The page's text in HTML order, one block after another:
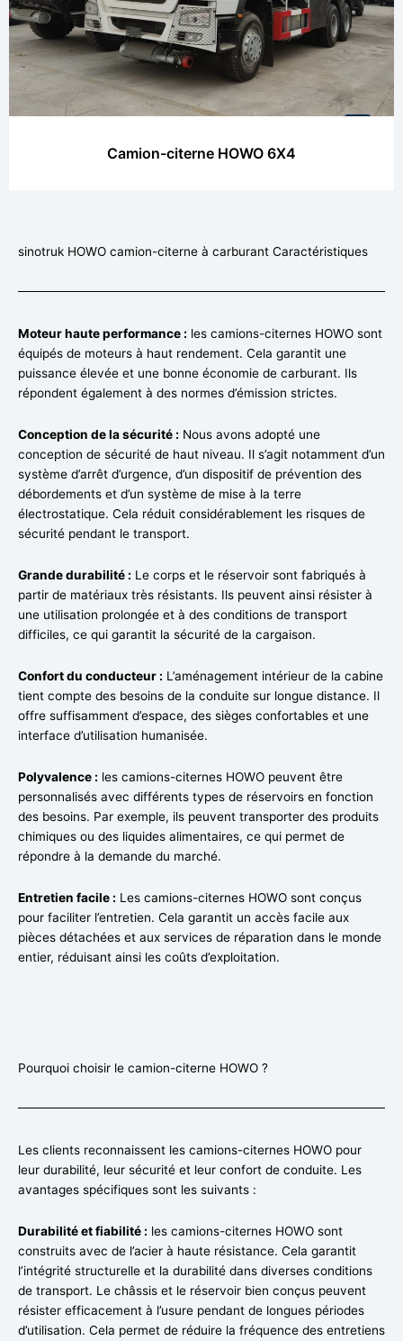
Camion-citerne HOWO 6X4
sinotruk HOWO camion-citerne à carburant Caractéristiques
Moteur haute performance : les camions-citernes HOWO sont
équipés de moteurs à haut rendement. Cela garantit une
puissance élevée et une bonne économie de carburant. Ils
répondent également à des normes d’émission strictes.
Conception de la sécurité : Nous avons adopté une
conception de sécurité de haut niveau. Il s’agit notamment d’un
système d’arrêt d’urgence, d’un dispositif de prévention des
débordements et d’un système de mise à la terre
électrostatique. Cela réduit considérablement les risques de
sécurité pendant le transport.
Grande durabilité : Le corps et le réservoir sont fabriqués à
partir de matériaux très résistants. Ils peuvent ainsi résister à
une utilisation prolongée et à des conditions de transport
difficiles, ce qui garantit la sécurité de la cargaison.
Confort du conducteur : L’aménagement intérieur de la cabine
tient compte des besoins de la conduite sur longue distance. Il
offre suffisamment d’espace, des sièges confortables et une
interface d’utilisation humanisée.
Polyvalence : les camions-citernes HOWO peuvent être
personnalisés avec différents types de réservoirs en fonction
des besoins. Par exemple, ils peuvent transporter des produits
chimiques ou des liquides alimentaires, ce qui permet de
répondre à la demande du marché.
Entretien facile : Les camions-citernes HOWO sont conçus
pour faciliter l’entretien. Cela garantit un accès facile aux
pièces détachées et aux services de réparation dans le monde
entier, réduisant ainsi les coûts d’exploitation.
Pourquoi choisir le camion-citerne HOWO ?
Les clients reconnaissent les camions-citernes HOWO pour
leur durabilité, leur sécurité et leur confort de conduite. Les
avantages spécifiques sont les suivants :
Durabilité et fiabilité : les camions-citernes HOWO sont
construits avec de l’acier à haute résistance. Cela garantit
l’intégrité structurelle et la durabilité dans diverses conditions
de transport. Le châssis et le réservoir bien conçus peuvent
résister efficacement à l’usure pendant de longues périodes
d’utilisation. Cela permet de réduire la fréquence des entretiens